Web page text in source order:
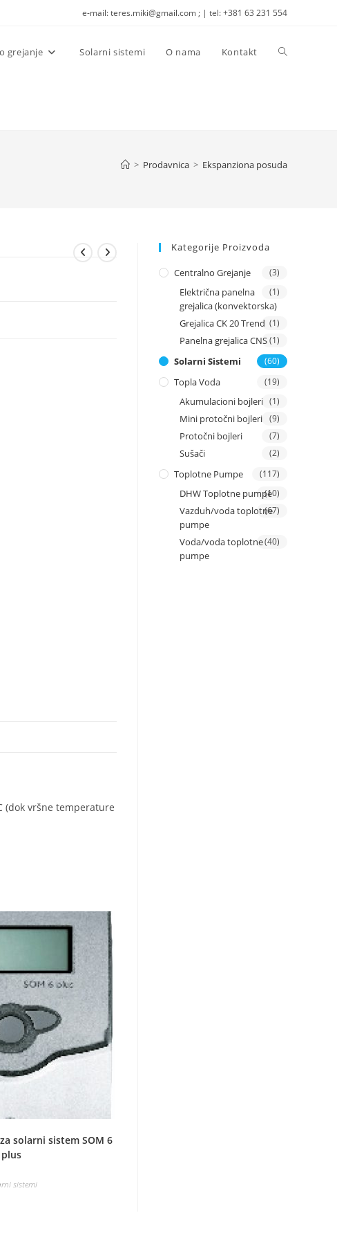
e-mail: teres.miki@gmail.com ; | tel: +381 63 231 554
grejanje Solarni sistemi O nama Kontakt Toggle
> Prodavnica > Ekspanziona posuda
(dok vršne temperature
solarni sistem SOM 6
plus
sistemi
Kategorije Proizvoda
Centralno Grejanje (3)
Električna panelna
grejalica (konvektorska)
(1)
Grejalica CK 20 Trend (1)
Panelna grejalica CNS(1)
Solarni Sistemi (60)
Topla Voda (19)
Akumulacioni bojleri (1)
Mini protočni bojleri (9)
Protočni bojleri (7)
Sušači (2)
Toplotne Pumpe (117)
DHW Toplotne pumpe(10)
Vazduh/voda toplotne
pumpe
(67)
Voda/voda toplotne
pumpe
(40)